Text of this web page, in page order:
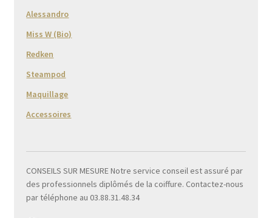
Alessandro
Miss W (Bio)
Redken
Steampod
Maquillage
Accessoires
CONSEILS SUR MESURE Notre service conseil est assuré par
des professionnels diplômés de la coiffure. Contactez-nous
par téléphone au 03.88.31.48.34